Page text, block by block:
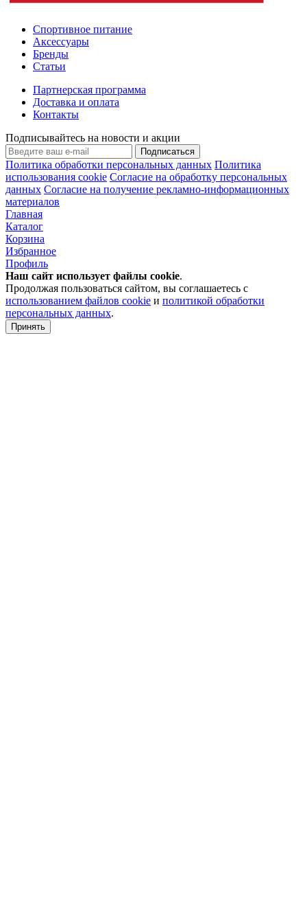
Спортивное питание
Аксессуары
Бренды
Статьи
Партнерская программа
Доставка и оплата
Контакты
Подписывайтесь на новости и акции
Подписаться
Политика обработки персональных данных Политика
использования cookie Согласие на обработку персональных
данных Согласие на получение рекламно-информационных
материалов
Главная
Каталог
Корзина
Избранное
Профиль
Наш сайт использует файлы cookie.
Продолжая пользоваться сайтом, вы соглашаетесь с
использованием файлов cookie и политикой обработки
персональных данных.
Принять